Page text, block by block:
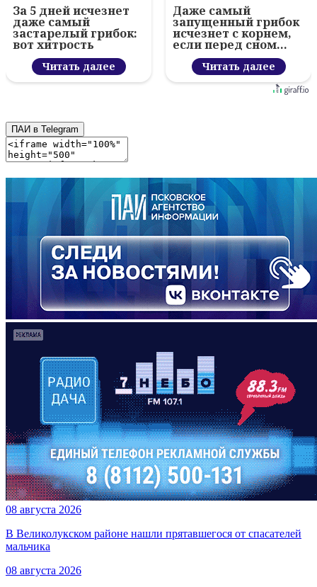
За 5 дней исчезнет
даже самый
застарелый грибок:
вот хитрость
Читать далее
Даже самый
запущенный грибок
исчезнет с корнем,
если перед сном…
Читать далее
ПАИ в Telegram
08 августа 2026
В Великолукском районе нашли прятавшегося от спасателей
мальчика
08 августа 2026